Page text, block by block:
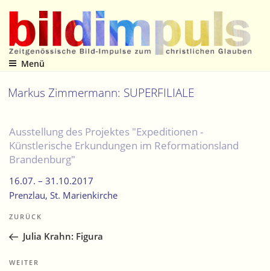
Inhalt
springen
Zeitgenössische Bild-Impulse zum christlichen Glauben
Menü
Markus Zimmermann: SUPERFILIALE
Ausstellung des Projektes "Expeditionen -
Künstlerische Erkundungen im Reformationsland
Brandenburg"
16.07. – 31.10.2017
Prenzlau, St. Marienkirche
Beitragsnavigation
Vorheriger
Beitrag
ZURÜCK
Julia Krahn: Figura
Nächster
WEITER